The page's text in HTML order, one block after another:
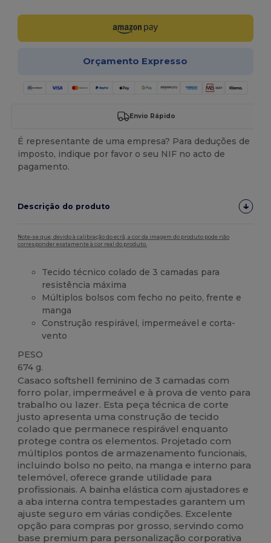
Orçamento Expresso
Envio Rápido
É representante de uma empresa? Para deduções de
imposto, indique por favor o seu NIF no acto de
pagamento.
Descrição do produto
Note-se que, devido à calibração do ecrã, a cor da imagem do produto pode não
corresponder exatamente à cor real do produto.
Tecido técnico colado de 3 camadas para
resistência máxima
Múltiplos bolsos com fecho no peito, frente e
manga
Construção respirável, impermeável e corta-
vento
PESO
674 g.
Casaco softshell feminino de 3 camadas com
forro polar, impermeável e à prova de vento para
trabalho ou lazer. Esta peça técnica de corte
justo apresenta uma construção de tecido
colado que permanece respirável enquanto
protege contra os elementos. Projetado com
múltiplos pontos de armazenamento funcionais,
incluindo bolso no peito, na manga e interno para
telemóvel, oferece grande utilidade para
profissionais. A bainha elástica com ajustadores e
a aba interna contra tempestades garantem um
ajuste seguro em várias condições. Excelente
opção para compras por grosso, servindo como
base premium para personalização corporativa